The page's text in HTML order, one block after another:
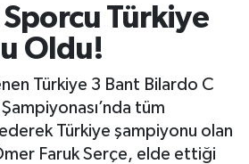
Türkiye
Oldu!
Türkiye 3 Bant Bilardo C
tüm
Türkiye şampiyonu olan
Faruk Serçe, elde ettiği